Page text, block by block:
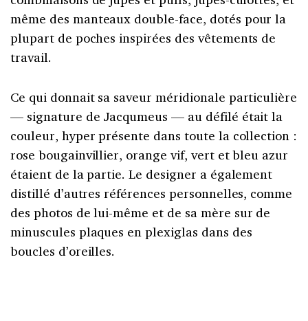
même des manteaux double-face, dotés pour la
plupart de poches inspirées des vêtements de
travail.
Ce qui donnait sa saveur méridionale particulière
— signature de Jacqumeus — au défilé était la
couleur, hyper présente dans toute la collection :
rose bougainvillier, orange vif, vert et bleu azur
étaient de la partie. Le designer a également
distillé d’autres références personnelles, comme
des photos de lui-même et de sa mère sur de
minuscules plaques en plexiglas dans des
boucles d’oreilles.